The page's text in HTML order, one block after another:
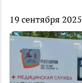
19 сентября 2025